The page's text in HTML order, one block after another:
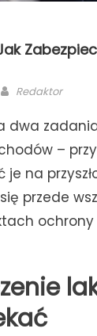
Author
Redaktor
dwa
–
je na
przede